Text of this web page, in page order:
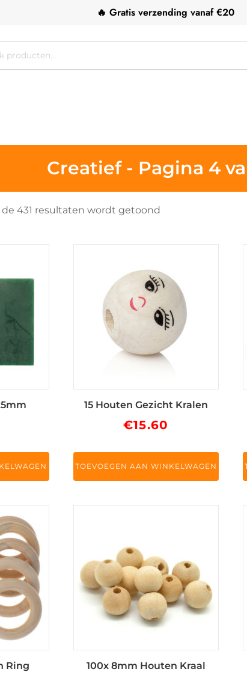
🔥 Gratis verzending vanaf €20
Creatief - Pagina 4
de 431 resultaten wordt getoond
15 Houten Gezicht Kralen
€15.60
TOEVOEGEN AAN WINKELWAGEN
Ring 100x 8mm Houten Kraal